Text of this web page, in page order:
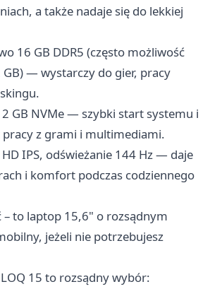
a także nadaje się do lekkiej
16 GB DDR5 (często możliwość
— wystarczy do gier, pracy
GB NVMe — szybki start systemu i
z grami i multimediami.
IPS, odświeżanie 144 Hz — daje
i komfort podczas codziennego
– to laptop 15,6" o rozsądnym
jeżeli nie potrzebujesz
15 to rozsądny wybór: